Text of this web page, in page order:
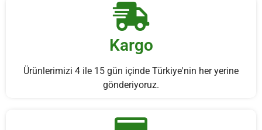
İstekleriniz Doğrultusunda O Ürünü
de İmal Ediyoruz.
KEŞFET
Kargo
Ürünlerimizi 4 ile 15 gün içinde Türkiye'nin her yerine
gönderiyoruz.